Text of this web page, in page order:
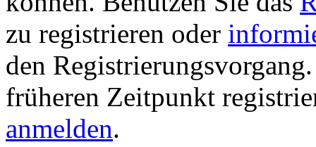
zu registrieren oder
den
früheren Zeitpunkt
anmelden.